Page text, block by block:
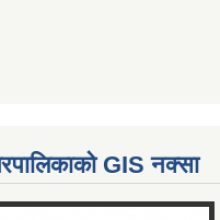
GIS नक्सा